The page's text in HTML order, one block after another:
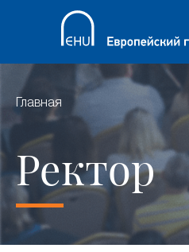
Главная
Ректор